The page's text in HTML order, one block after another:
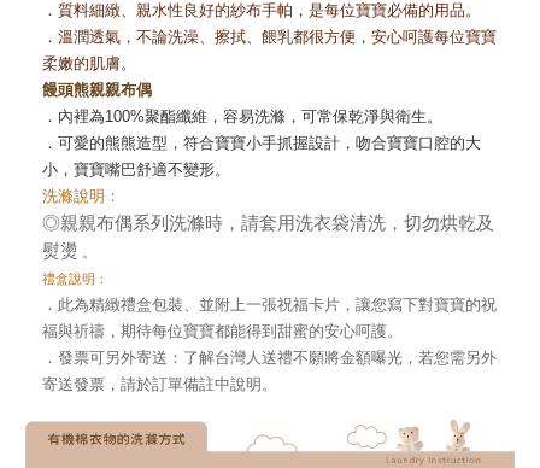
．質料細緻、親水性良好的紗布手帕，是每位寶寶必備的用品。
．溫潤透氣，不論洗澡、擦拭、餵乳都很方便，安心呵護每位寶寶
柔嫩的肌膚。
饅頭熊親親布偶
．內裡為100%聚酯纖維，容易洗滌，可常保乾淨與衛生。
．可愛的熊熊造型，符合寶寶小手抓握設計，吻合寶寶口腔的大
小，寶寶嘴巴舒適不變形。
洗滌說明：
◎親親布偶系列洗滌時，請套用洗衣袋清洗，切勿烘乾及
熨燙 。
禮盒說明：
．此為精緻禮盒包裝、並附上一張祝福卡片，讓您寫下對寶寶的祝
福與祈禱，期待每位寶寶都能得到甜蜜的安心呵護。
．發票可另外寄送：了解台灣人送禮不願將金額曝光，若您需另外
寄送發票，請於訂單備註中說明。